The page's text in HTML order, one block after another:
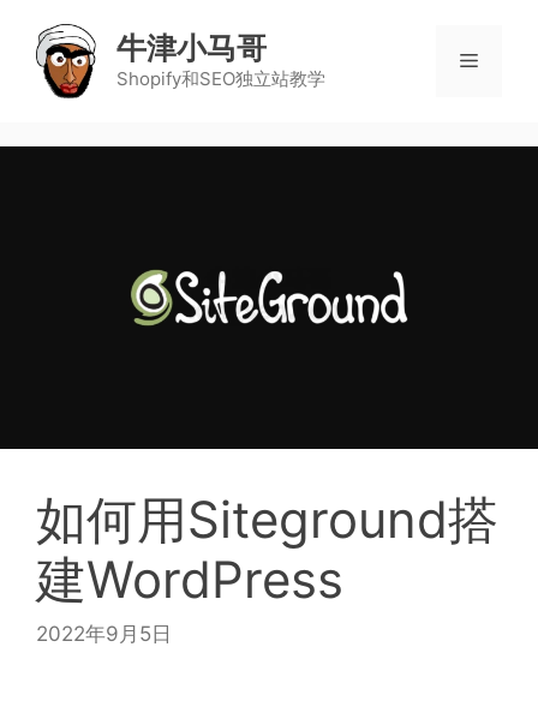
牛津小马哥
Shopify和SEO独立站教学
如何用Siteground搭
建WordPress
2022年9月5日